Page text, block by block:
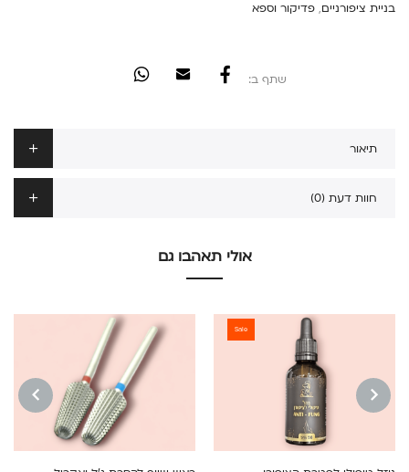
בניית ציפורניים, פדיקור וספא
שתף ב:
תיאור
חוות דעת (0)
אולי תאהבו גם
Sale